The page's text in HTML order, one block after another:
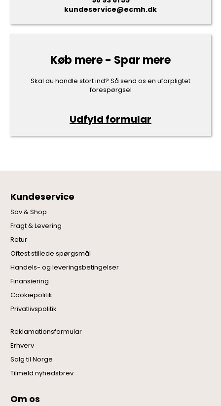
kundeservice@ecmh.dk
Køb mere - Spar mere
Skal du handle stort ind? Så send os en uforpligtet
forespørgsel
Udfyld formular
Kundeservice
Sov & Shop
Fragt & Levering
Retur
Oftest stillede spørgsmål
Handels- og leveringsbetingelser
Finansiering
Cookiepolitik
Privatlivspolitik
Reklamationsformular
Erhverv
Salg til Norge
Tilmeld nyhedsbrev
Om os